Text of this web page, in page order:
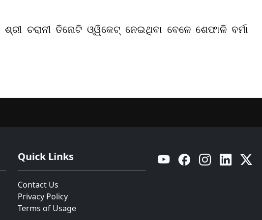
ଚରାନୀ ତିନୋଟି ଓ୍ୱିକେଟ୍ ନେଇଥିବା ବେଳେ ଶେଫାଳି ବର୍ମା
Quick Links
Contact Us
Privacy Policy
Terms of Usage
YouTube Facebook Instagram